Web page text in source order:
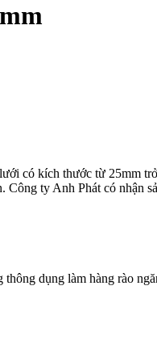
có kích thước từ 25mm
Công ty Anh Phát có nhận
dụng làm hàng rào